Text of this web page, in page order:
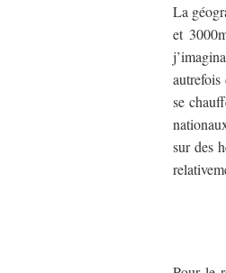
La
et
se
sur des